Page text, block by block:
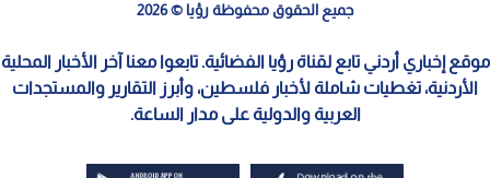
جميع الحقوق محفوظة رؤيا © 2026
موقع إخباري أردني تابع لقناة رؤيا الفضائية. تابعوا معنا آخر الأخبار المحلية
الأردنية، تغطيات شاملة لأخبار فلسطين، وأبرز التقارير والمستجدات
العربية والدولية على مدار الساعة.